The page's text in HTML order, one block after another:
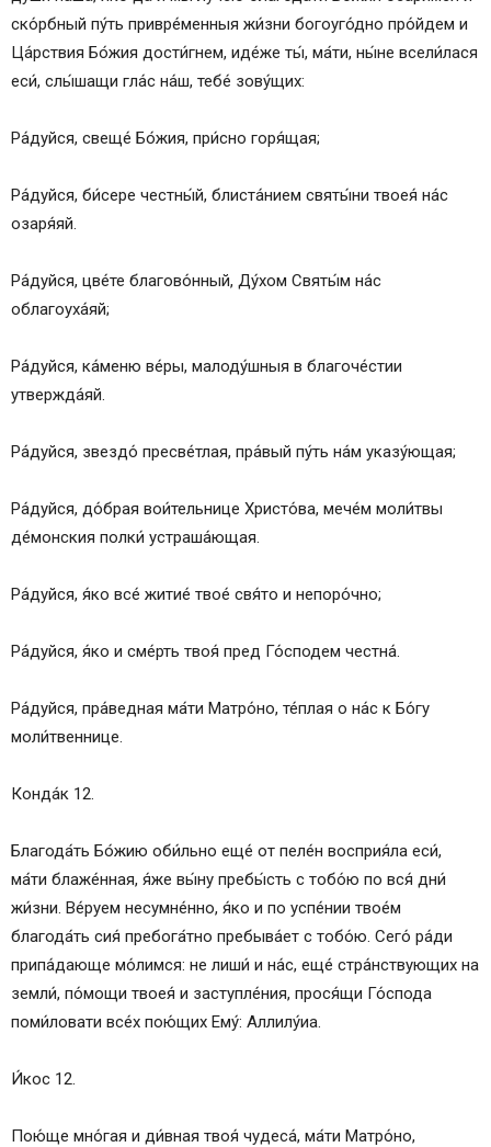
ско́рбный пу́ть привре́менныя жи́зни богоуго́дно про́йдем и
Ца́рствия Бо́жия дости́гнем, иде́же ты́, ма́ти, ны́не всели́лася
еси́, слы́шащи гла́с на́ш, тебе́ зову́щих:
Ра́дуйся, свеще́ Бо́жия, при́сно горя́щая;
Ра́дуйся, би́сере честны́й, блиста́нием святы́ни твоея́ на́с
озаря́яй.
Ра́дуйся, цве́те благово́нный, Ду́хом Святы́м на́с
облагоуха́яй;
Ра́дуйся, ка́меню ве́ры, малоду́шныя в благоче́стии
утвержда́яй.
Ра́дуйся, звездо́ пресве́тлая, пра́вый пу́ть на́м указу́ющая;
Ра́дуйся, до́брая вои́тельнице Христо́ва, мече́м моли́твы
де́монския полки́ устраша́ющая.
Ра́дуйся, я́ко все́ житие́ твое́ свя́то и непоро́чно;
Ра́дуйся, я́ко и сме́рть твоя́ пред Го́сподем честна́.
Ра́дуйся, пра́ведная ма́ти Матро́но, те́плая о на́с к Бо́гу
моли́твеннице.
Конда́к 12.
Благода́ть Бо́жию оби́льно еще́ от пеле́н восприя́ла еси́,
ма́ти блаже́нная, я́же вы́ну пребы́сть с тобо́ю по вся́ дни́
жи́зни. Ве́руем несумне́нно, я́ко и по успе́нии твое́м
благода́ть сия́ пребога́тно пребыва́ет с тобо́ю. Сего́ ра́ди
припа́дающе мо́лимся: не лиши́ и на́с, еще́ стра́нствующих на
земли́, по́мощи твоея́ и заступле́ния, прося́щи Го́спода
поми́ловати все́х пою́щих Ему́: Аллилу́иа.
И́кос 12.
Пою́ще мно́гая и ди́вная твоя́ чудеса́, ма́ти Матро́но,